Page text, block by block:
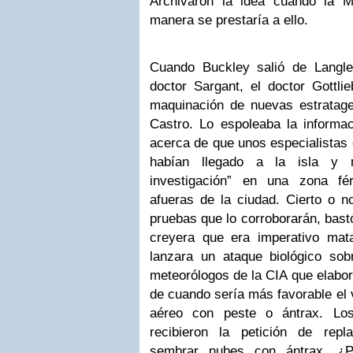
manera se prestaría a ello.
Cuando Buckley salió de
doctor Sargant, el doctor
maquinación de nuevas
Castro. Lo espoleaba la
acerca de que unos
habían llegado a la isla y
investigación” en una zona
afueras de la ciudad. Cierto o
pruebas que lo corroborarán,
creyera que era imperativo
lanzara un ataque biológico
meteorólogos de la CIA que
de cuando sería más favorable el
aéreo con peste o ántrax.
recibieron la petición de